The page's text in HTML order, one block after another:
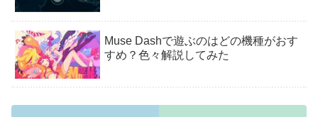
Muse Dashで遊ぶのはどの機種がおす
すめ？色々解説してみた